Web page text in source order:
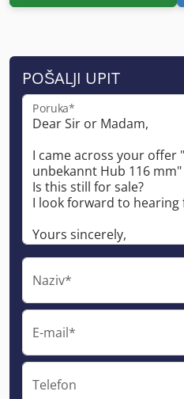
POŠALJI UPIT
Poruka*
Naziv*
E-mail*
Telefon